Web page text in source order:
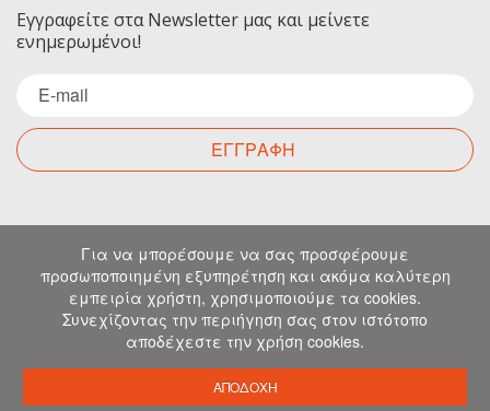
Εγγραφείτε στα Newsletter μας και μείνετε
ενημερωμένοι!
ΕΓΓΡΑΦΗ
Επικοινωνία
Για οποιαδήποτε ερώτηση σας μπορείτε να
επικοινωνήσετε μαζί μας στα παρακάτω στοιχεία.
Μιχελιδάκη 19, Ηράκλειο, 71202, Κρήτη
Για να μπορέσουμε να σας προσφέρουμε
προσωποποιημένη εξυπηρέτηση και ακόμα καλύτερη
εμπειρία χρήστη, χρησιμοποιούμε τα cookies.
Συνεχίζοντας την περιήγηση σας στον ιστότοπο
αποδέχεστε την χρήση cookies.
ΑΠΟΔΟΧΗ